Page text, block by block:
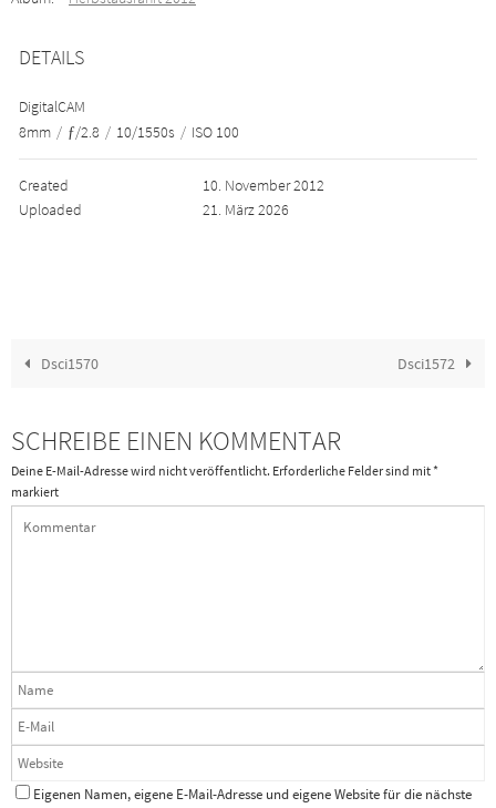
DETAILS
DigitalCAM
8mm / ƒ/2.8 / 10/1550s / ISO 100
Created
10. November 2012
Uploaded
21. März 2026
Dsci1570 Dsci1572
SCHREIBE EINEN KOMMENTAR
Deine E-Mail-Adresse wird nicht veröffentlicht. Erforderliche Felder sind mit*
markiert
Eigenen Namen, eigene E-Mail-Adresse und eigene Website für die nächste